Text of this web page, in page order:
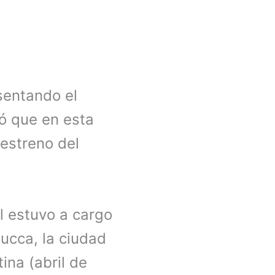
el
que en esta
del
estuvo a cargo
la ciudad
(abril de